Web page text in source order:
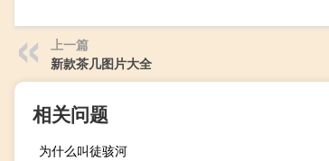
上一篇
新款茶几图片大全
相关问题
为什么叫徒骇河